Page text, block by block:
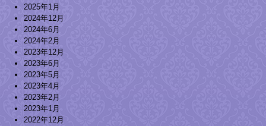
2025年1月
2024年12月
2024年6月
2024年2月
2023年12月
2023年6月
2023年5月
2023年4月
2023年2月
2023年1月
2022年12月